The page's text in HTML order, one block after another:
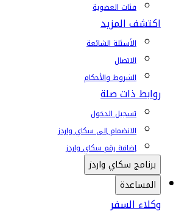
فئات العضوية
اكتشف المزيد
الأسئلة الشائعة
الاتصال
الشروط والأحكام
روابط ذات صلة
تسجيل الدخول
الانضمام إلى سكاي واردز
إضافة رقم سكاي واردز
برنامج سكاي واردز
المساعدة
وكلاء السفر